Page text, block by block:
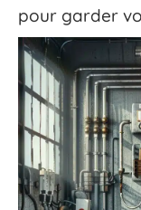
pour garder